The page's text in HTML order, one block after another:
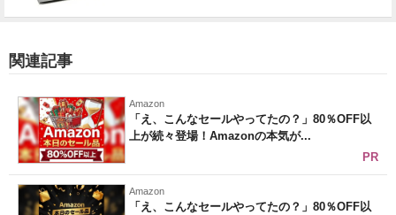
関連記事
Amazon
「え、こんなセールやってたの？」80％OFF以
上が続々登場！Amazonの本気が...
PR
Amazon
「え、こんなセールやってたの？」80％OFF以